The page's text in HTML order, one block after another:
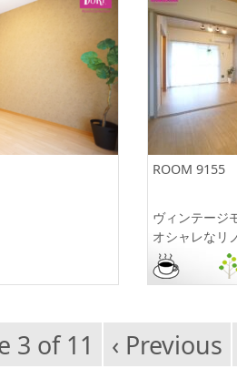
ROOM 9155
ヴィンテ
オシャレなリ
3 of 11 ‹ Previous